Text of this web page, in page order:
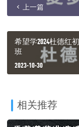
上一篇
希望学2024杜德红
班
2023-10-30
相关推荐